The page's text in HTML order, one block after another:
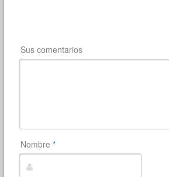
Sus comentarios
Nombre *